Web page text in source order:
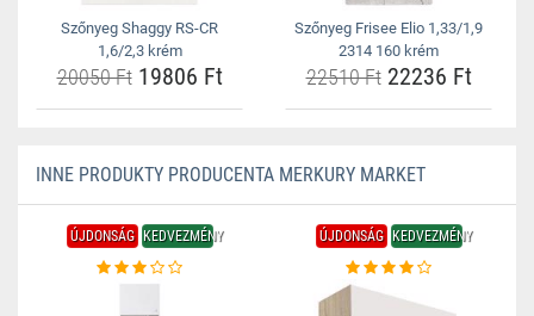
Szőnyeg Shaggy RS-CR
1,6/2,3 krém
20050 Ft19806 Ft
Szőnyeg Frisee Elio 1,33/1,9
2314 160 krém
22510 Ft22236 Ft
INNE PRODUKTY PRODUCENTA MERKURY MARKET
ÚJDONSÁG KEDVEZMÉNY ÚJDONSÁG KEDVEZMÉNY